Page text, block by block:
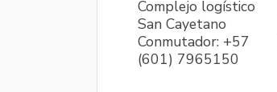
Complejo logístico
San Cayetano
Conmutador: +57
(601) 7965150